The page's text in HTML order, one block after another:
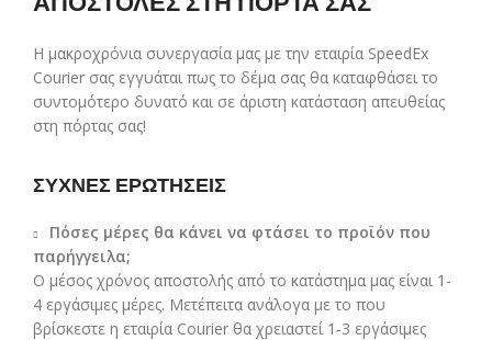
Η μακροχρόνια συνεργασία μας με την εταιρία SpeedEx
Courier σας εγγυάται πως το δέμα σας θα καταφθάσει το
συντομότερο δυνατό και σε άριστη κατάσταση απευθείας
στη πόρτας σας!
ΣΥΧΝΕΣ ΕΡΩΤΗΣΕΙΣ
Πόσες μέρες θα κάνει να φτάσει το προϊόν που
παρήγγειλα;
Ο μέσος χρόνος αποστολής από το κατάστημα μας είναι 1-
4 εργάσιμες μέρες. Μετέπειτα ανάλογα με το που
βρίσκεστε η εταιρία Courier θα χρειαστεί 1-3 εργάσιμες